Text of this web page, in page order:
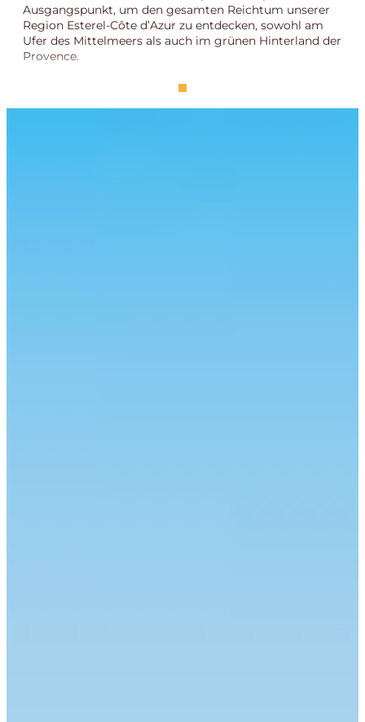
Ausgangspunkt, um den gesamten Reichtum unserer
Region Esterel-Côte d’Azur zu entdecken, sowohl am
Ufer des Mittelmeers als auch im grünen Hinterland der
Provence.